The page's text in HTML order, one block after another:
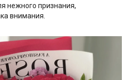
нежного признания,
внимания.